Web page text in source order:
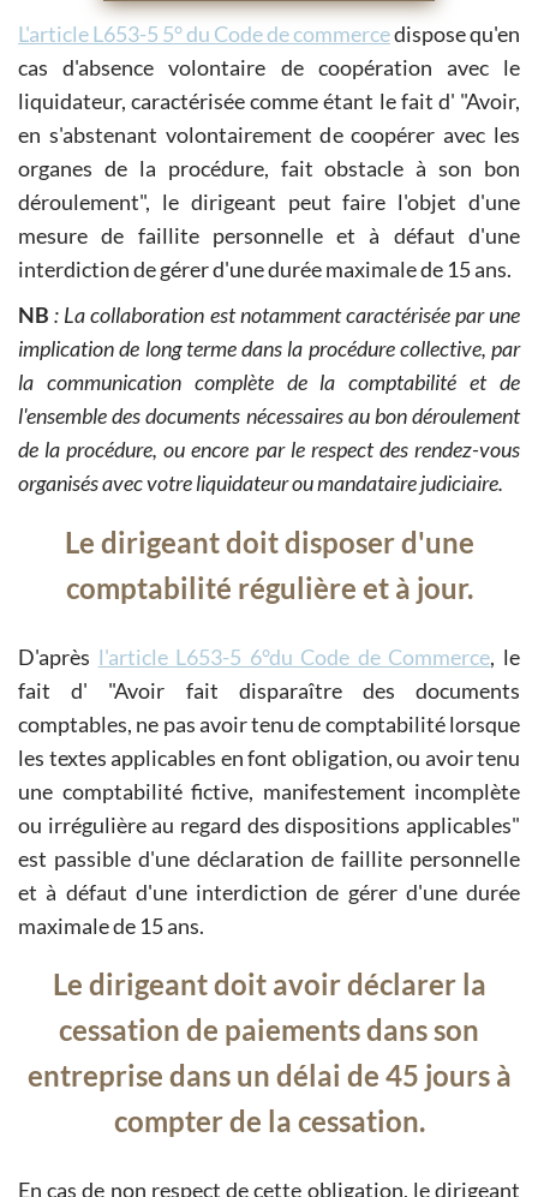
L'article L653-5 5° du Code de commercedispose qu'en
cas d'absence volontaire de coopération avec le
liquidateur, caractérisée comme étant le fait d' "Avoir,
en s'abstenant volontairement de coopérer avec les
organes de la procédure, fait obstacle à son bon
déroulement", le dirigeant peut faire l'objet d'une
mesure de faillite personnelle et à défaut d'une
interdiction de gérer d'une durée maximale de 15 ans.
NB : La collaboration est notamment caractérisée par une
implication de long terme dans la procédure collective, par
la communication complète de la comptabilité et de
l'ensemble des documents nécessaires au bon déroulement
de la procédure, ou encore par le respect des rendez-vous
organisés avec votre liquidateur ou mandataire judiciaire.
Le dirigeant doit disposer d'une
comptabilité régulière et à jour.
D'après l'article L653-5 6°du Code de Commerce, le
fait d'
Avoir fait disparaître des documents
comptables, ne pas avoir tenu de comptabilité lorsque
les textes applicables en font obligation, ou avoir tenu
une comptabilité fictive, manifestement incomplète
ou irrégulière au regard des dispositions applicables
est passible d'une déclaration de faillite personnelle
et à défaut d'une interdiction de gérer d'une durée
maximale de 15 ans.
Le dirigeant doit avoir déclarer la
cessation de paiements dans son
entreprise dans un délai de 45 jours à
compter de la cessation.
En cas de non respect de cette obligation, le dirigeant